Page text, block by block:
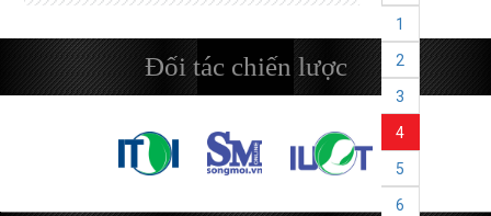
1
2
3
4
5
6
Đối tác chiến lược